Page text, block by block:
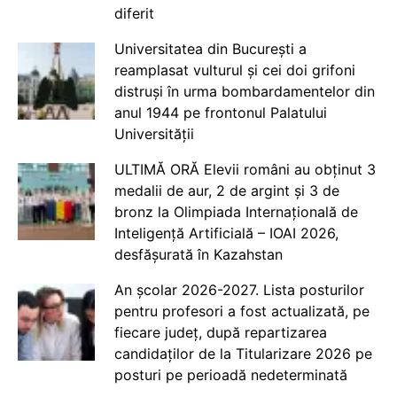
diferit
Universitatea din București a
reamplasat vulturul și cei doi grifoni
distruși în urma bombardamentelor din
anul 1944 pe frontonul Palatului
Universității
ULTIMĂ ORĂ Elevii români au obținut 3
medalii de aur, 2 de argint și 3 de
bronz la Olimpiada Internațională de
Inteligență Artificială – IOAI 2026,
desfășurată în Kazahstan
An școlar 2026-2027. Lista posturilor
pentru profesori a fost actualizată, pe
fiecare județ, după repartizarea
candidaților de la Titularizare 2026 pe
posturi pe perioadă nedeterminată